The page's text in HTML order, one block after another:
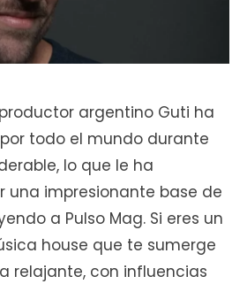
argentino Guti ha
todo el mundo durante
lo que le ha
una impresionante base de
a Pulso Mag. Si eres un
house que te sumerge
relajante, con influencias